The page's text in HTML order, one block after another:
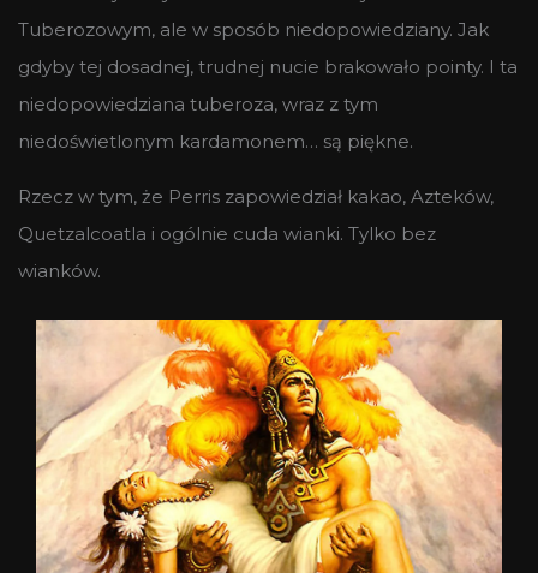
Tuberozowym, ale w sposób niedopowiedziany. Jak
gdyby tej dosadnej, trudnej nucie brakowało pointy. I ta
niedopowiedziana tuberoza, wraz z tym
niedoświetlonym kardamonem… są piękne.
Rzecz w tym, że Perris zapowiedział kakao, Azteków,
Quetzalcoatla i ogólnie cuda wianki. Tylko bez
wianków.